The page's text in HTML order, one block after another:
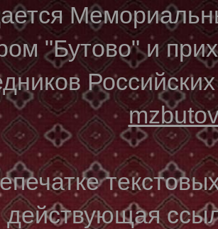
"Бутово" и
действующая